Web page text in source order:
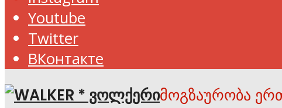
Youtube
Twitter
ВКонтакте
მოგზაურობა